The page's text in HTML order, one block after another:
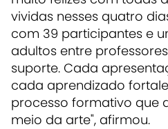
vividas nesses quatro
com 39 participantes e
adultos entre
suporte. Cada
cada aprendizado
processo formativo que
meio da arte", afirmou.